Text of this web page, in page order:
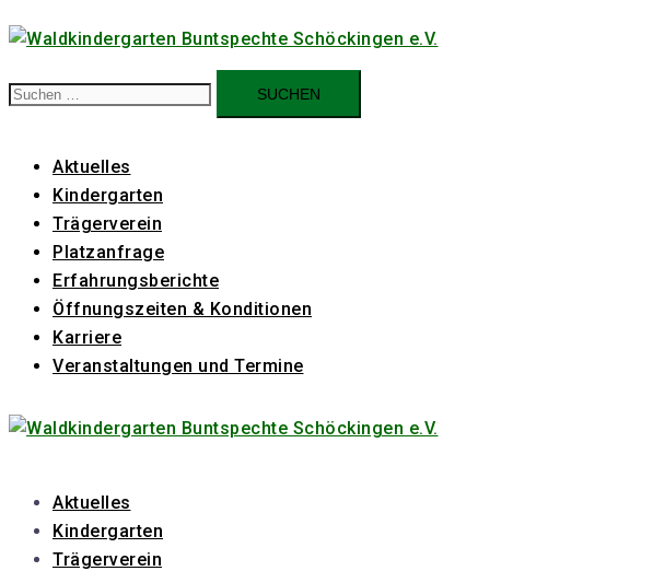
Zum
Inhalt
springen
Suchen
nach:
Aktuelles
Kindergarten
Trägerverein
Platzanfrage
Erfahrungsberichte
Öffnungszeiten & Konditionen
Karriere
Veranstaltungen und Termine
Aktuelles
Kindergarten
Trägerverein